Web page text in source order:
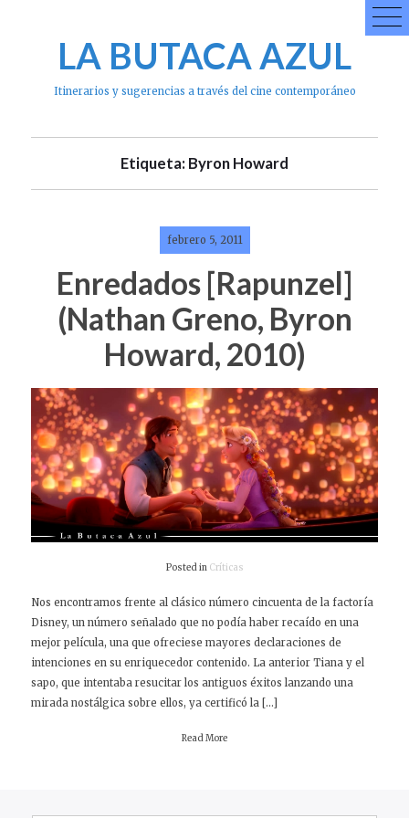
LA BUTACA AZUL
Itinerarios y sugerencias a través del cine contemporáneo
Etiqueta: Byron Howard
febrero 5, 2011
Enredados [Rapunzel]
(Nathan Greno, Byron
Howard, 2010)
Posted in Críticas
Nos encontramos frente al clásico número cincuenta de la factoría
Disney, un número señalado que no podía haber recaído en una
mejor película, una que ofreciese mayores declaraciones de
intenciones en su enriquecedor contenido. La anterior Tiana y el
sapo, que intentaba resucitar los antiguos éxitos lanzando una
mirada nostálgica sobre ellos, ya certificó la […]
Read More